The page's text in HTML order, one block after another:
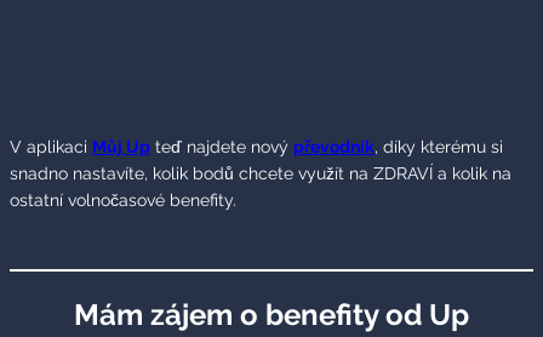
V aplikaci Můj Up teď najdete nový převodník, díky kterému si
snadno nastavíte, kolik bodů chcete využít na ZDRAVÍ a kolik na
ostatní volnočasové benefity.
Mám zájem o benefity od Up